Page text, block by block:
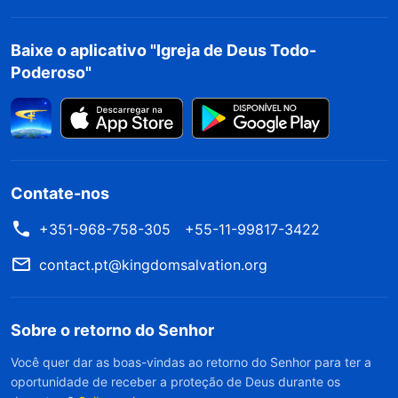
doentes, cuide deles; se algo os está
preocupando, console-os; se sua situação
financeira permitir, compre os suplementos
alimentícios que caibam em seu orçamento.
Entretanto, o que você deveria escolher se
estiver ocupado com seu dever, se não houver
ninguém para cuidar de seus pais, e se eles
também acreditarem em Deus? Que verdade
não é a verdade, mas somente uma
responsabilidade e uma obrigação humanas, o
que você deveria fazer se sua obrigação
conflitar com seu dever? (Priorizar o dever;
colocar o dever em primeiro lugar.)Uma
Baixe o aplicativo "Igreja de Deus Todo-
Poderoso"
Contate-nos
+351-968-758-305
+55-11-99817-3422
contact.pt@kingdomsalvation.org
Sobre o retorno do Senhor
Você quer dar as boas-vindas ao retorno do Senhor para ter a
oportunidade de receber a proteção de Deus durante os